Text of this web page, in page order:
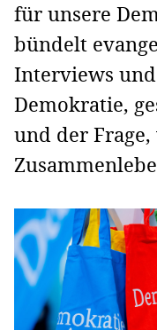
für unsere
bündelt
Interviews
Demokratie,
und der